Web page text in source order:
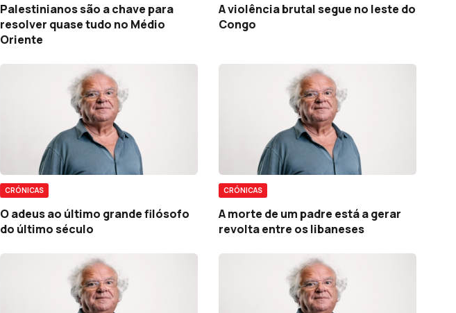
Palestinianos são a chave para
resolver quase tudo no Médio
Oriente
A violência brutal segue no leste do
Congo
CRÓNICAS
O adeus ao último grande filósofo
do último século
CRÓNICAS
A morte de um padre está a gerar
revolta entre os libaneses